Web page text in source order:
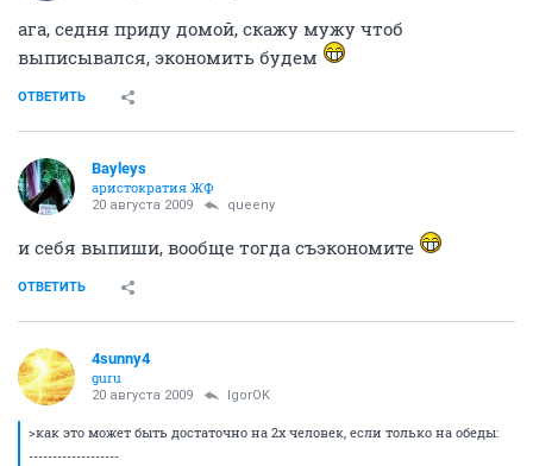
ага, седня приду домой, скажу мужу чтоб
выписывался, экономить будем
ОТВЕТИТЬ
Bayleys
аристократия ЖФ
20 августа 2009 queeny
и себя выпиши, вообще тогда съэкономите
ОТВЕТИТЬ
4sunny4
guru
20 августа 2009 IgorOK
>как это может быть достаточно на 2х человек, если только на обеды:
-------------------